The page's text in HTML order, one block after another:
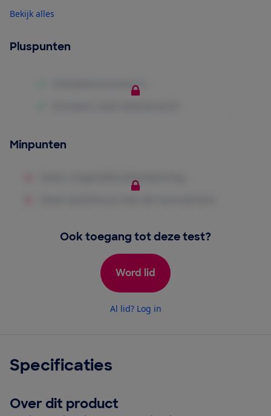
Bekijk alles
Pluspunten
Minpunten
Ook toegang tot deze test?
Word lid
Al lid? Log in
Specificaties
Over dit product